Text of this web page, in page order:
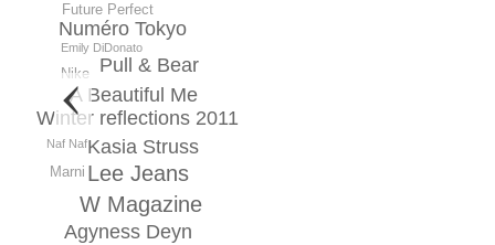
Lee Jeans
W Magazine
Kasia Struss
Winter reflections 2011
Agyness Deyn
A Beautiful Me
Pull & Bear
Numéro Tokyo
Marni
Nike
Future Perfect
Emily DiDonato
Naf Naf